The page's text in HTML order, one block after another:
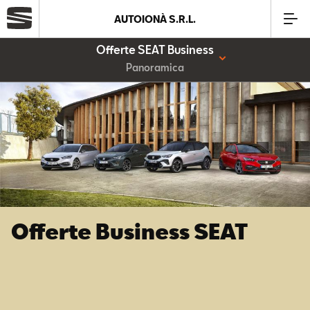
Modelli
Offerte
Service
Business
AUTOIONÀ S.R.L.
Offerte SEAT Business
Panoramica
Offerte Business SEAT